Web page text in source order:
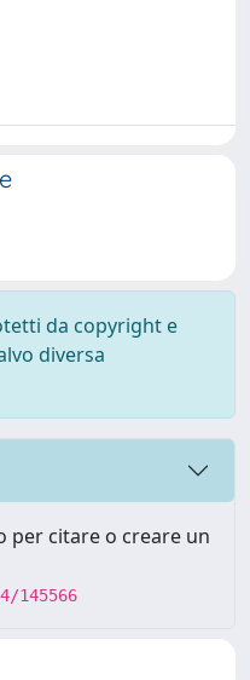
da copyright e
diversa
per citare o creare un
145566